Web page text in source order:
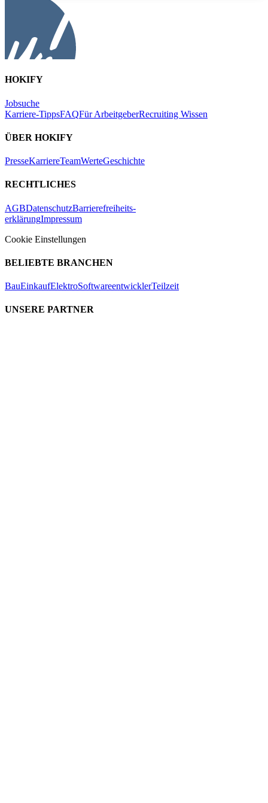
HOKIFY
Jobsuche
Karriere-TippsFAQFür ArbeitgeberRecruiting Wissen
ÜBER HOKIFY
PresseKarriereTeamWerteGeschichte
RECHTLICHES
AGBDatenschutzBarrierefreiheits-
erklärungImpressum
Cookie Einstellungen
BELIEBTE BRANCHEN
BauEinkaufElektroSoftwareentwicklerTeilzeit
UNSERE PARTNER